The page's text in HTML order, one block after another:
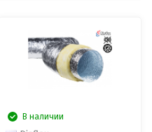
В наличии